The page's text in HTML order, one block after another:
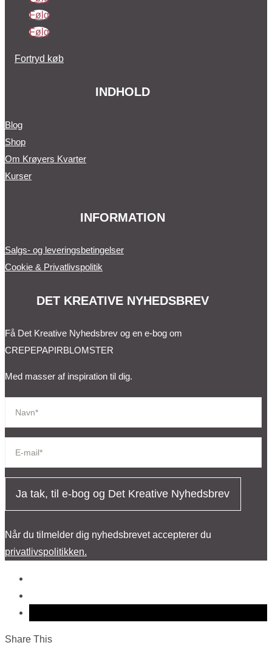
Følg
Følg
Fortryd køb
INDHOLD
Blog
Shop
Om Krøyers Kvarter
Kurser
INFORMATION
Salgs- og leveringsbetingelser
Cookie & Privatlivspolitik
DET KREATIVE NYHEDSBREV
Få Det Kreative Nyhedsbrev og en e-bog om
CREPEPAPIRBLOMSTER
Med masser af inspiration til dig.
Ja tak, til e-bog og Det Kreative Nyhedsbrev
Når du tilmelder dig nyhedsbrevet accepterer du
privatlivspolitikken.
Share This